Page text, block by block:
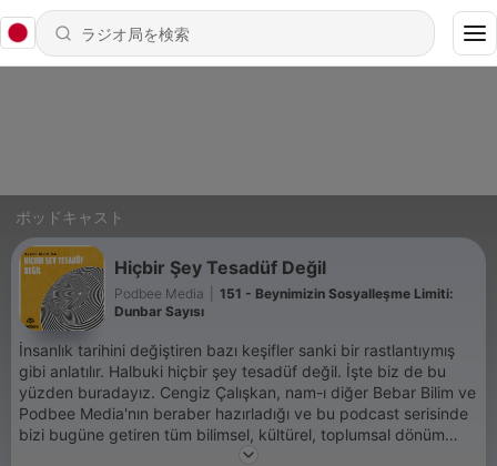
ポッドキャスト
Hiçbir Şey Tesadüf Değil
Podbee Media
151 - Beynimizin Sosyalleşme Limiti:
Dunbar Sayısı
İnsanlık tarihini değiştiren bazı keşifler sanki bir rastlantıymış
gibi anlatılır. Halbuki hiçbir şey tesadüf değil. İşte biz de bu
yüzden buradayız. Cengiz Çalışkan, nam-ı diğer Bebar Bilim ve
Podbee Media'nın beraber hazırladığı ve bu podcast serisinde
bizi bugüne getiren tüm bilimsel, kültürel, toplumsal dönüm
noktalarından geçeceğimiz büyük bir yolculuğa çıkıyoruz.